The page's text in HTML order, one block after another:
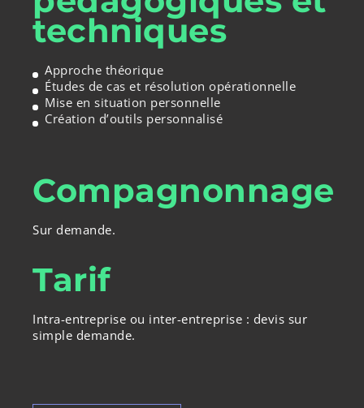
techniques
Approche théorique
Études de cas et résolution opérationnelle
Mise en situation personnelle
Création d’outils personnalisé
Compagnonnage
Sur demande.
Tarif
Intra-entreprise ou inter-entreprise : devis sur
simple demande.